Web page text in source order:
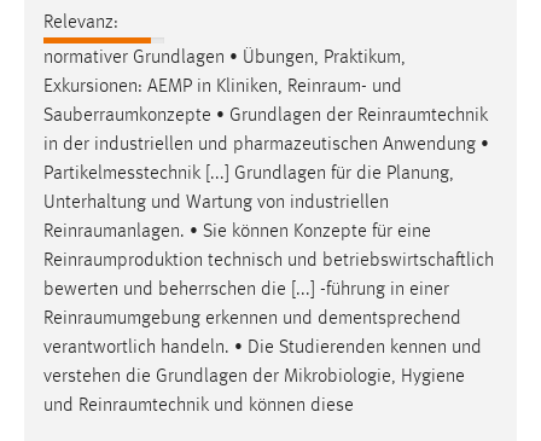
Relevanz:
normativer Grundlagen • Übungen, Praktikum,
Exkursionen: AEMP in Kliniken, Reinraum- und
Sauberraumkonzepte • Grundlagen der Reinraumtechnik
in der industriellen und pharmazeutischen Anwendung •
Partikelmesstechnik [...] Grundlagen für die Planung,
Unterhaltung und Wartung von industriellen
Reinraumanlagen. • Sie können Konzepte für eine
Reinraumproduktion technisch und betriebswirtschaftlich
bewerten und beherrschen die [...] -führung in einer
Reinraumumgebung erkennen und dementsprechend
verantwortlich handeln. • Die Studierenden kennen und
verstehen die Grundlagen der Mikrobiologie, Hygiene
und Reinraumtechnik und können diese